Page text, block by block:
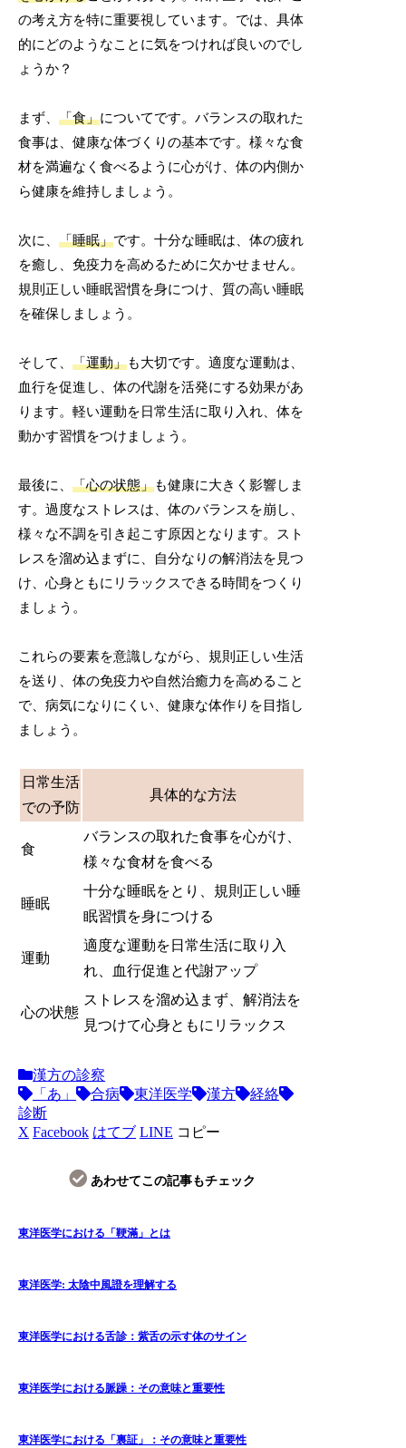
の考え方を特に重要視しています。では、具体
的にどのようなことに気をつければ良いのでし
ょうか？
まず、「食」についてです。バランスの取れた
食事は、健康な体づくりの基本です。様々な食
材を満遍なく食べるように心がけ、体の内側か
ら健康を維持しましょう。
次に、「睡眠」です。十分な睡眠は、体の疲れ
を癒し、免疫力を高めるために欠かせません。
規則正しい睡眠習慣を身につけ、質の高い睡眠
を確保しましょう。
そして、「運動」も大切です。適度な運動は、
血行を促進し、体の代謝を活発にする効果があ
ります。軽い運動を日常生活に取り入れ、体を
動かす習慣をつけましょう。
最後に、「心の状態」も健康に大きく影響しま
す。過度なストレスは、体のバランスを崩し、
様々な不調を引き起こす原因となります。スト
レスを溜め込まずに、自分なりの解消法を見つ
け、心身ともにリラックスできる時間をつくり
ましょう。
これらの要素を意識しながら、規則正しい生活
を送り、体の免疫力や自然治癒力を高めること
で、病気になりにくい、健康な体作りを目指し
ましょう。
日常生活
での予防
具体的な方法
食
バランスの取れた食事を心がけ、
様々な食材を食べる
睡眠
十分な睡眠をとり、規則正しい睡
眠習慣を身につける
運動
適度な運動を日常生活に取り入
れ、血行促進と代謝アップ
心の状態
ストレスを溜め込まず、解消法を
見つけて心身ともにリラックス
漢方の診察
「あ」
合病 東洋医学 漢方
経絡
診断
X Facebook はてブ LINE コピー
あわせてこの記事もチェック
東洋医学における「鞕滿」とは
東洋医学: 太陰中風證を理解する
東洋医学における舌診：紫舌の示す体のサイン
東洋医学における脈躁：その意味と重要性
東洋医学における「裏証」：その意味と重要性